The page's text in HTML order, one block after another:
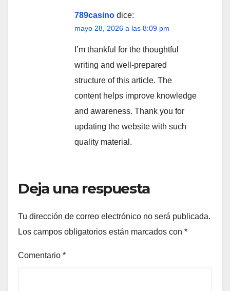
789casino dice:
mayo 28, 2026 a las 8:09 pm
I’m thankful for the thoughtful
writing and well-prepared
structure of this article. The
content helps improve knowledge
and awareness. Thank you for
updating the website with such
quality material.
Deja una respuesta
Tu dirección de correo electrónico no será publicada.
Los campos obligatorios están marcados con *
Comentario *